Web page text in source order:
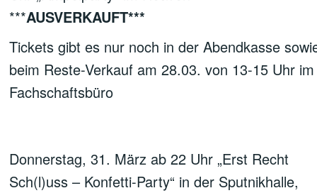
***AUSVERKAUFT***
Tickets gibt es nur noch in der Abendkasse
beim Reste-Verkauf am 28.03. von 13-15 Uhr im
Fachschaftsbüro
Donnerstag, 31. März ab 22 Uhr „Erst Recht
Sch(l)uss – Konfetti-Party“ in der Sputnikhalle,